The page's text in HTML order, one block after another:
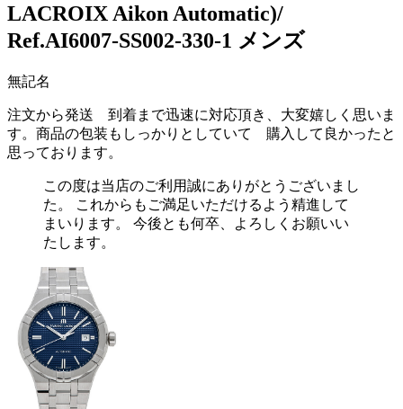
LACROIX Aikon Automatic)/
Ref.AI6007-SS002-330-1 メンズ
無記名
注文から発送 到着まで迅速に対応頂き、大変嬉しく思いま
す。商品の包装もしっかりとしていて 購入して良かったと
思っております。
この度は当店のご利用誠にありがとうございまし
た。 これからもご満足いただけるよう精進して
まいります。 今後とも何卒、よろしくお願いい
たします。